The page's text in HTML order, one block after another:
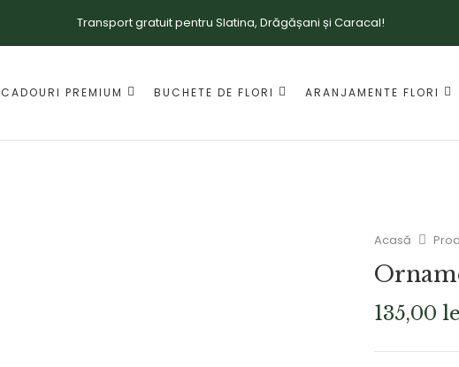
Transport gratuit pentru Slatina, Drăgășani și Caracal!
CADOURI PREMIUM BUCHETE DE FLORI ARANJAMENTE FLORI
Acasă
135,00